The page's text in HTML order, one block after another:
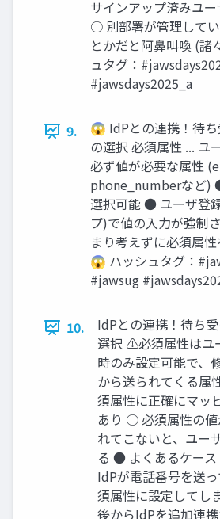
サインアップ済みユ
○ 別部署が管理して
とかだと阿鼻叫喚 (諸
ュタグ：
#jawsdays2025_a
9.
😱 IdPとの連携！待
の選択 必須属性 ... ユ
必ず値が必要な属性
phone_numberなど)
選択可能 ● ユーザ登
プ)で値の入力が強制
まり考えずに必須属
😱 ハッシュタグ：
#jawsug
10.
IdPとの連携！待ち
選択 ⚠必須属性はユ
時のみ設定可能で、
から送られてくる属
須属性に正確にマッ
あり ○ 必須属性の
れてこないと、ユー
る ● よくあるケー
IdPが電話番号を送
須属性に設定してし
後からIdPを追加連